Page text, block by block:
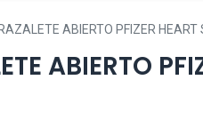
ABIERTO PFIZER HEART
ABIERTO